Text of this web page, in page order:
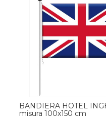
BANDIERA HOTEL
misura 100x150 cm